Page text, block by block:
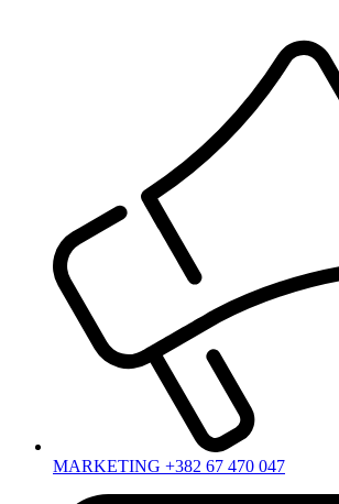
MARKETING +382 67 470 047